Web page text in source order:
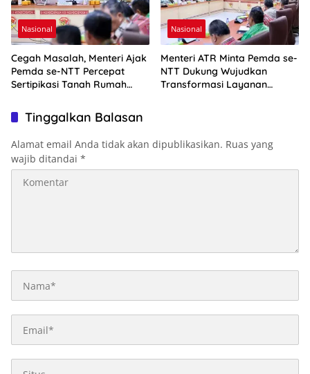
Nasional
Cegah Masalah, Menteri Ajak
Pemda se-NTT Percepat
Sertipikasi Tanah Rumah
Nasional
Menteri ATR Minta Pemda se-
NTT Dukung Wujudkan
Transformasi Layanan
Tinggalkan Balasan
Alamat email Anda tidak akan dipublikasikan. Ruas yang
wajib ditandai *